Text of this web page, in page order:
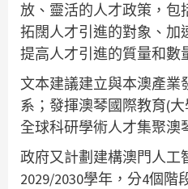
放、靈活的人才政策，包
拓闊人才引進的對象、加
提高人才引進的質量和數
文本建議建立與本澳產業
系；發揮澳琴國際教育(
全球科研學術人才集聚澳
政府又計劃建構澳門人工
2029/2030學年，分4個